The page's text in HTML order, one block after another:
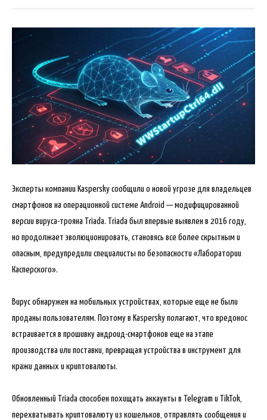
Эксперты компании Kaspersky сообщили о новой угрозе для владельцев
смартфонов на операционной системе Android — модифицированной
версии вируса-трояна Triada. Triada был впервые выявлен в 2016 году,
но продолжает эволюционировать, становясь все более скрытным и
опасным, предупредили специалисты по безопасности «Лаборатории
Касперского».
Вирус обнаружен на мобильных устройствах, которые еще не были
проданы пользователям. Поэтому в Kaspersky полагают, что вредонос
встраивается в прошивку андроид-смартфонов еще на этапе
производства или поставки, превращая устройства в инструмент для
кражи данных и криптовалюты.
Обновленный Triada способен похищать аккаунты в Telegram и TikTok,
перехватывать криптовалюту из кошельков, отправлять сообщения и